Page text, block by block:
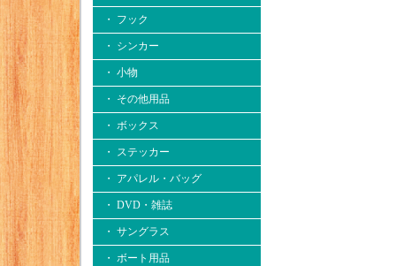
・ フック
・ シンカー
・ 小物
・ その他用品
・ ボックス
・ ステッカー
・ アパレル・バッグ
・ DVD・雑誌
・ サングラス
・ ボート用品